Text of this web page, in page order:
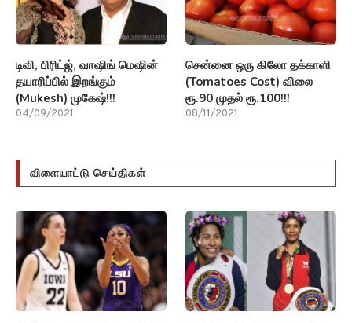
டிவி, பிரிட்ஜ், வாஷிங் மெஷின்
தயாரிப்பில் இறங்கும்
(Mukesh) முகேஷ்!!!
04/09/2021
சென்னை ஒரு கிலோ தக்காளி
(Tomatoes Cost) விலை
ரூ.90 முதல் ரூ.100!!!
08/11/2021
விளையாட்டு செய்திகள்